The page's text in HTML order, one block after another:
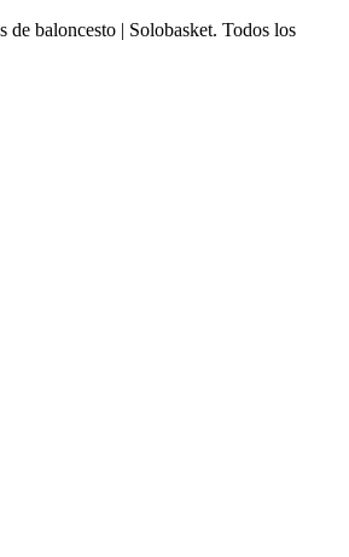
baloncesto | Solobasket. Todos los